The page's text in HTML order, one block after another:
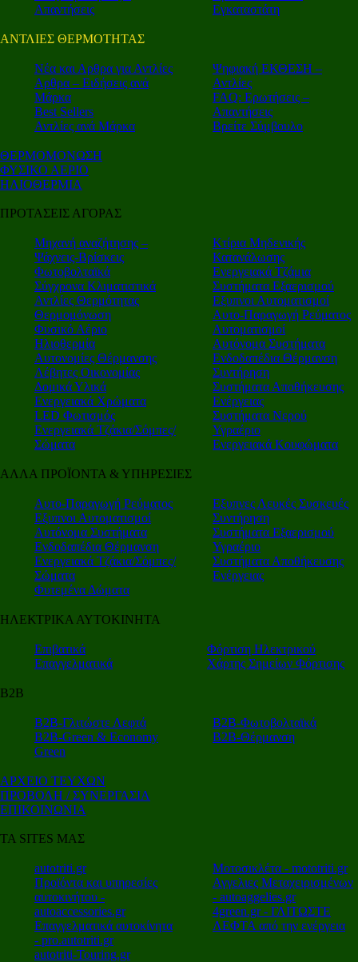
Απαντήσεις
Εγκαταστάτη
ΑΝΤΛΙΕΣ ΘΕΡΜΟΤΗΤΑΣ
Nέα και Αρθρα για Αντλίες
Αρθρα – Ειδήσεις ανά
Μάρκα
Best Sellers
Αντλίες ανά Μάρκα
Ψηφιακή ΕΚΘΕΣΗ –
Αντλίες
FAQ: Ερωτήσεις –
Απαντήσεις
Βρείτε Σύμβουλο
ΘΕΡΜΟΜΟΝΩΣΗ
ΦΥΣΙΚΟ ΑΕΡΙΟ
ΗΛΙΟΘΕΡΜΙΑ
ΠΡΟΤΑΣΕΙΣ ΑΓΟΡΑΣ
Μηχανή αναζήτησης –
Ψάχνεις-Βρίσκεις
Φωτοβολταϊκά
Σύγχρονα Κλιματιστικά
Αντλίες Θερμότητας
Θερμομόνωση
Φυσικό Αέριο
Ηλιοθερμία
Αυτονομίες Θέρμανσης
Λέβητες Οικονομίας
Δομικά Υλικά
Ενεργειακά Χρώματα
LED Φωτισμός
Ενεργειακά Τζάκια/Σόμπες/
Σώματα
Κτίρια Μηδενικής
Κατανάλωσης
Ενεργειακά Τζάμια
Συστήματα Εξαερισμού
Εξυπνοι Αυτοματισμοί
Αυτο-Παραγωγή Ρεύματος
Αυτοματισμοί
Αυτόνομα Συστήματα
Ενδοδαπέδια Θέρμανση
Συντήρηση
Συστήματα Αποθήκευσης
Ενέργειας
Συστήματα Νερού
Υγραέριο
Ενεργειακά Κουφώματα
ΑΛΛΑ ΠΡΟΪΟΝΤΑ & ΥΠΗΡΕΣΙΕΣ
Αυτο-Παραγωγή Ρεύματος
Εξυπνοι Αυτοματισμοί
Αυτόνομα Συστήματα
Ενδοδαπέδια Θέρμανση
Ενεργειακά Τζάκια/Σόμπες/
Σώματα
Φυτεμένα Δώματα
Εξυπνες Λευκές Συσκευές
Συντήρηση
Συστήματα Εξαερισμού
Υγραέριο
Συστήματα Αποθήκευσης
Ενέργειας
ΗΛΕΚΤΡΙΚΑ ΑΥΤΟΚΙΝΗΤΑ
Επιβατικά
Επαγγελματικά
Φόρτιση Ηλεκτρικού
Χάρτης Σημείων Φόρτισης
Β2Β
Β2Β-Γλιτώστε Λεφτά
Β2Β-Green & Economy
Green
Β2Β-Φωτοβολταϊκά
Β2Β-Θέρμανση
ΑΡΧΕΙΟ ΤΕΥΧΩΝ
ΠΡΟΒΟΛΗ / ΣΥΝΕΡΓΑΣΙΑ
ΕΠΙΚΟΙΝΩΝΙΑ
ΤΑ SITES ΜΑΣ
autotriti.gr
Προϊόντα και υπηρεσίες
αυτοκινήτου -
autoaccessories.gr
Επαγγελματικά αυτοκίνητα
- pro.autotriti.gr
autotriti-Touring.gr
Μοτοσικλέτα - mototriti.gr
Αγγελιες Μεταχειρισμένων
- autoaggelies.gr
4green.gr - ΓΛΙΤΩΣΤΕ
ΛΕΦΤΑ από την ενέργεια